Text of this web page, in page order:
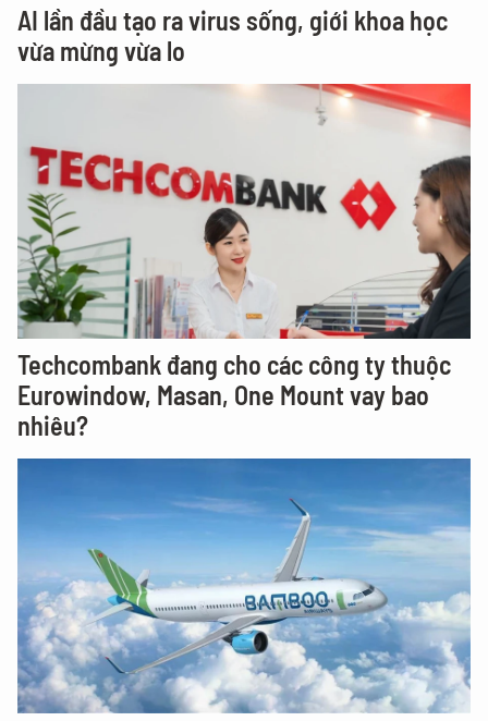
AI lần đầu tạo ra virus sống, giới khoa học
vừa mừng vừa lo
Techcombank đang cho các công ty thuộc
Eurowindow, Masan, One Mount vay bao
nhiêu?